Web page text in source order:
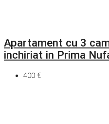
Apartament cu 3
inchiriat in Prima
400 €